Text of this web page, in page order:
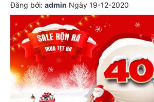
Đăng bởi: admin Ngày 19-12-2020